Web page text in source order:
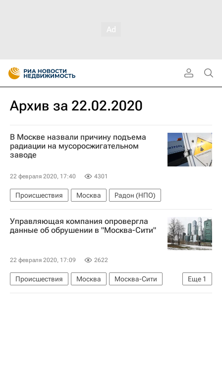
Архив за 22.02.2020
В Москве назвали причину подъема
радиации на мусоросжигательном
заводе
22 февраля 2020, 17:40 4301
Происшествия Москва Радон (НПО)
Управляющая компания опровергла
данные об обрушении в "Москва-Сити"
22 февраля 2020, 17:09 2622
Еще 1
Происшествия Москва
Москва-Сити
Новости - Недвижимость